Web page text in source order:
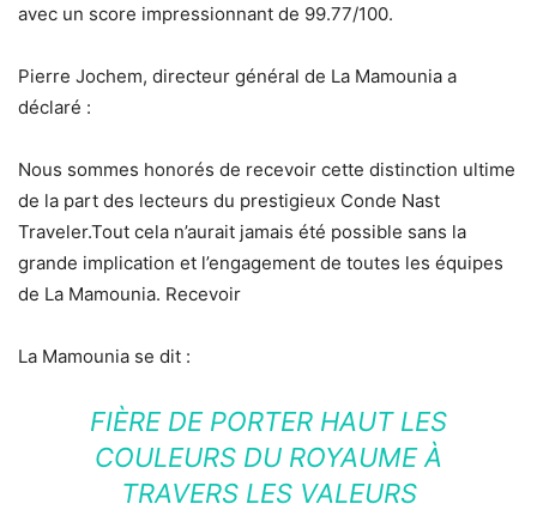
avec un score impressionnant de 99.77/100.
Pierre Jochem, directeur général de La Mamounia a
déclaré :
Nous sommes honorés de recevoir cette distinction ultime
de la part des lecteurs du prestigieux Conde Nast
Traveler.Tout cela n’aurait jamais été possible sans la
grande implication et l’engagement de toutes les équipes
de La Mamounia. Recevoir
La Mamounia se dit :
FIÈRE DE PORTER HAUT LES
COULEURS DU ROYAUME À
TRAVERS LES VALEURS